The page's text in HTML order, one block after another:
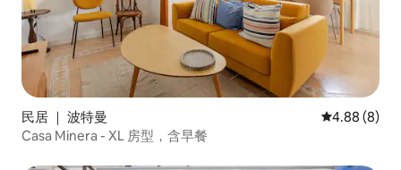
民居 ｜ 波特曼 平均评分
4.88 (8)
Casa Minera - XL 房型，含早餐